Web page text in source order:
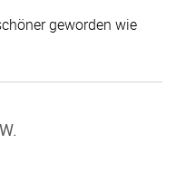
geworden wie